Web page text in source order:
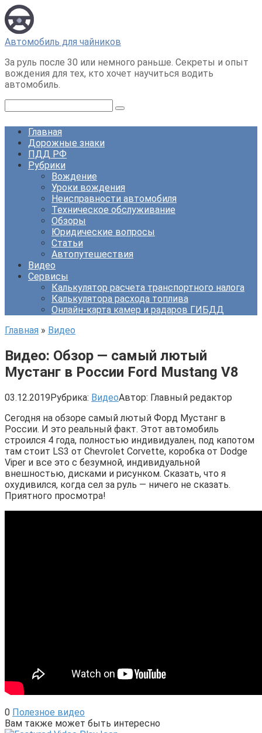
Перейти
к
контенту
Автомобиль для чайников
За руль после 30 или немного раньше. Секреты и опыт
вождения для тех, кто хочет научиться водить
автомобиль.
Главная
Дорожные знаки
ПДД РФ
Рубрики
Вождение
Уроки вождения
Неисправности автомобиля
Техническое обслуживание
Обзоры
Юридические вопросы
Статьи
Автопутешествия
Видео
Сервисы
Калькулятор расчета транспортного налога
Калькулятора расхода топлива
Онлайн-карта камер и радаров ГИБДД
Главная » Видео
Видео: Обзор — самый лютый
Мустанг в России Ford Mustang V8
03.12.2019Рубрика: ВидеоАвтор: Главный редактор
Сегодня на обзоре самый лютый Форд Мустанг в
России. И это реальный факт. Этот автомобиль
строился 4 года, полностью индивидуален, под капотом
там стоит LS3 от Chevrolet Corvette, коробка от Dodge
Viper и все это с безумной, индивидуальной
внешностью, дисками и рисунком. Сказать, что я
охудивился, когда сел за руль — ничего не сказать.
Приятного просмотра!
0 Полезное видео
Вам также может быть интересно